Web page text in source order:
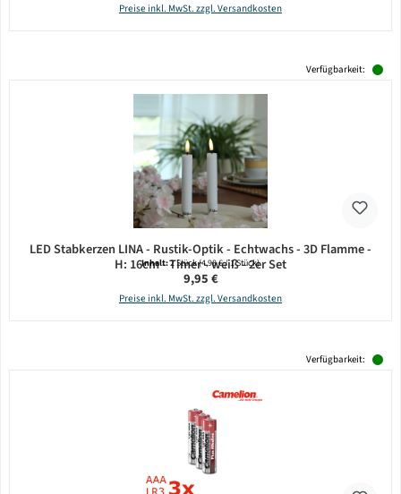
Preise inkl. MwSt. zzgl. Versandkosten
Verfügbarkeit:
LED Stabkerzen LINA - Rustik-Optik - Echtwachs - 3D Flamme -
H: 16cm - Timer - weiß - 2er Set
Inhalt:2 Stück(4,98 € / 1 Stück)
Regulärer Preis:
9,95 €
Preise inkl. MwSt. zzgl. Versandkosten
Verfügbarkeit: